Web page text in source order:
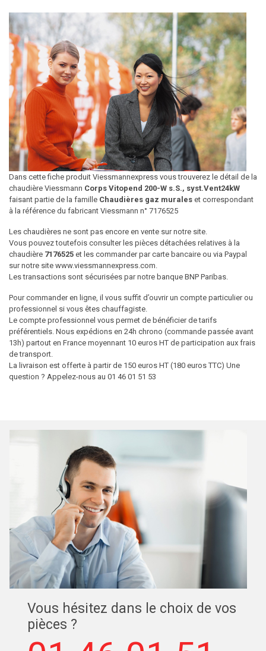
Dans cette fiche produit Viessmannexpress vous trouverez le détail de la
chaudière Viessmann Corps Vitopend 200-W s.S., syst.Vent24kW
faisant partie de la famille Chaudières gaz murales et correspondant
à la référence du fabricant Viessmann n° 7176525
Les chaudières ne sont pas encore en vente sur notre site.
Vous pouvez toutefois consulter les pièces détachées relatives à la
chaudière 7176525 et les commander par carte bancaire ou via Paypal
sur notre site www.viessmannexpress.com.
Les transactions sont sécurisées par notre banque BNP Paribas.
Pour commander en ligne, il vous suffit d’ouvrir un compte particulier ou
professionnel si vous êtes chauffagiste.
Le compte professionnel vous permet de bénéficier de tarifs
préférentiels. Nous expédions en 24h chrono (commande passée avant
13h) partout en France moyennant 10 euros HT de participation aux frais
de transport.
La livraison est offerte à partir de 150 euros HT (180 euros TTC) Une
question ? Appelez-nous au 01 46 01 51 53
Vous hésitez dans le choix de vos
pièces ?